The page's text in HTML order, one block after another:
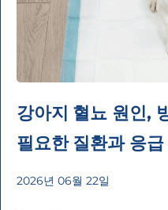
강아지 혈뇨 원인,
필요한 질환과 응
2026년 06월 22일